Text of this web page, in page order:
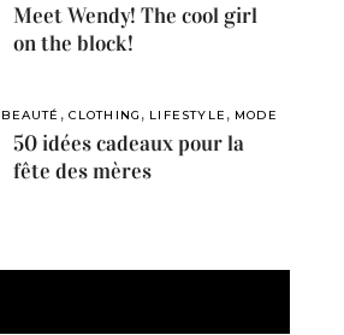
Meet Wendy! The cool girl
on the block!
BEAUTÉ , CLOTHING , LIFESTYLE , MODE
50 idées cadeaux pour la
fête des mères